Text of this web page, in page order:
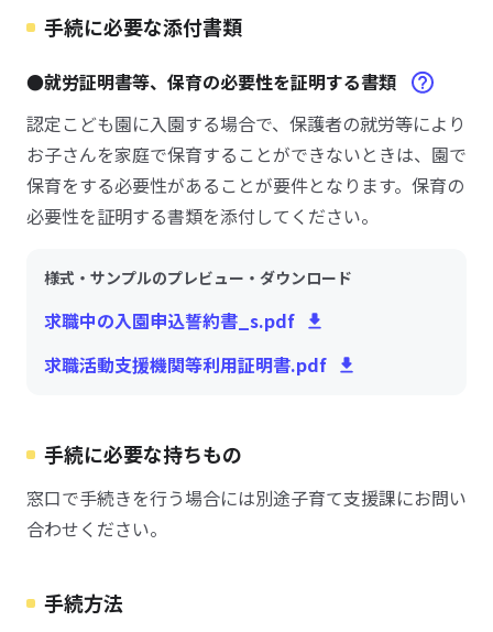
手続に必要な添付書類
●就労証明書等、保育の必要性を証明する書類
認定こども園に入園する場合で、保護者の就労等により
お子さんを家庭で保育することができないときは、園で
保育をする必要性があることが要件となります。保育の
必要性を証明する書類を添付してください。
様式・サンプルのプレビュー・ダウンロード
求職中の入園申込誓約書_s.pdf
求職活動支援機関等利用証明書.pdf
手続に必要な持ちもの
窓口で手続きを行う場合には別途子育て支援課にお問い
合わせください。
手続方法